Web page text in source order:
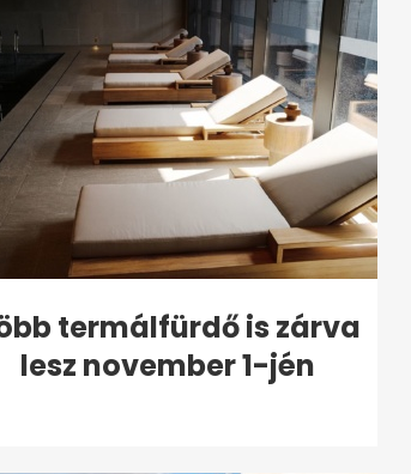
termálfürdő is zárva
lesz november 1-jén